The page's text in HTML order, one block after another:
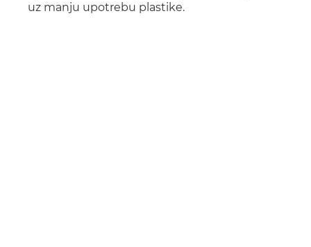
uz manju upotrebu plastike.